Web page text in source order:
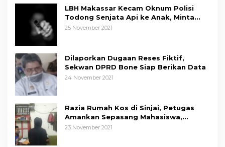
LBH Makassar Kecam Oknum Polisi
Todong Senjata Api ke Anak, Minta
Kapolda Sulsel Tindak Tegas
25 November 2021
Dilaporkan Dugaan Reses Fiktif,
Sekwan DPRD Bone Siap Berikan Data
24 November 2021
Razia Rumah Kos di Sinjai, Petugas
Amankan Sepasang Mahasiswa,
Mengaku Berpacaran
23 November 2021